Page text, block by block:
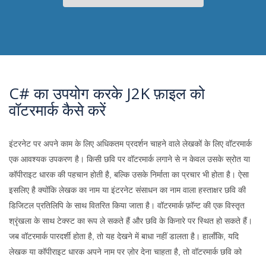
C# का उपयोग करके J2K फ़ाइल को
वॉटरमार्क कैसे करें
इंटरनेट पर अपने काम के लिए अधिकतम प्रदर्शन चाहने वाले लेखकों के लिए वॉटरमार्क
एक आवश्यक उपकरण है। किसी छवि पर वॉटरमार्क लगाने से न केवल उसके स्रोत या
कॉपीराइट धारक की पहचान होती है, बल्कि उसके निर्माता का प्रचार भी होता है। ऐसा
इसलिए है क्योंकि लेखक का नाम या इंटरनेट संसाधन का नाम वाला हस्ताक्षर छवि की
डिजिटल प्रतिलिपि के साथ वितरित किया जाता है। वॉटरमार्क फ़ॉन्ट की एक विस्तृत
श्रृंखला के साथ टेक्स्ट का रूप ले सकते हैं और छवि के किनारे पर स्थित हो सकते हैं।
जब वॉटरमार्क पारदर्शी होता है, तो यह देखने में बाधा नहीं डालता है। हालाँकि, यदि
लेखक या कॉपीराइट धारक अपने नाम पर ज़ोर देना चाहता है, तो वॉटरमार्क छवि को